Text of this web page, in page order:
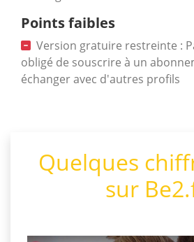
Points faibles
Version gratuire restreinte :
obligé de souscrire à un
échanger avec d'autres profils
Quelques
sur